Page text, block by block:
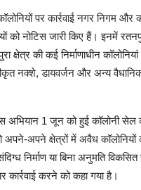
पर कार्रवाई नगर निगम और
को नोटिस जारी किए हैं। इनमें
क्षेत्र की कई निर्माणाधीन
नक्शे, डायवर्जन और अन्य
अभियान 1 जून को हुई कॉलोनी सेल
अपने-अपने क्षेत्रों में अवैध
निर्माण या बिना अनुमति विकसित
कार्रवाई करने को कहा गया है।